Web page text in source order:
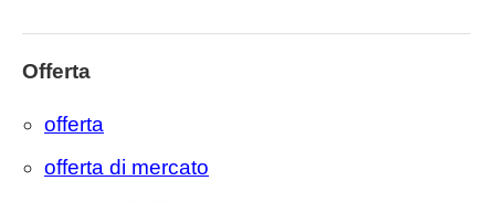
Offerta
offerta
offerta di mercato